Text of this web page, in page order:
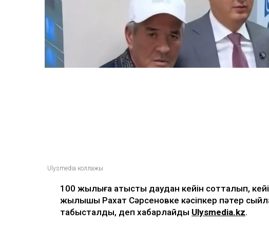
Ulysmedia коллажы
100 жылқыға қатысты даудан кейін сотталып,
жылқышы Рахат Сәрсеновке кәсіпкер пәтер
табысталды, деп хабарлайды Ulysmedia.kz.